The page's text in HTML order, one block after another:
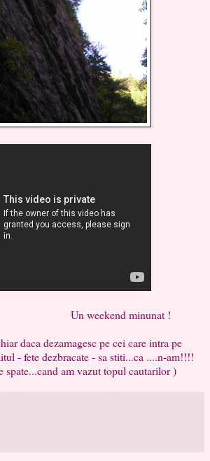
minunat !
dezamagesc pe cei care intra pe
- fete dezbracate - sa stiti...ca ....n-am!!!!
spate...cand am vazut topul cautarilor )